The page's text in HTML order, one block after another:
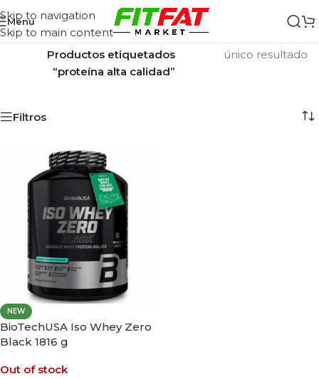
Skip to navigation
Skip to main content
Menu
Inicio/
Productos etiquetados
“proteína alta calidad”
único resultado
Filtros
NEW
BioTechUSA Iso Whey Zero
Black 1816 g
Out of stock